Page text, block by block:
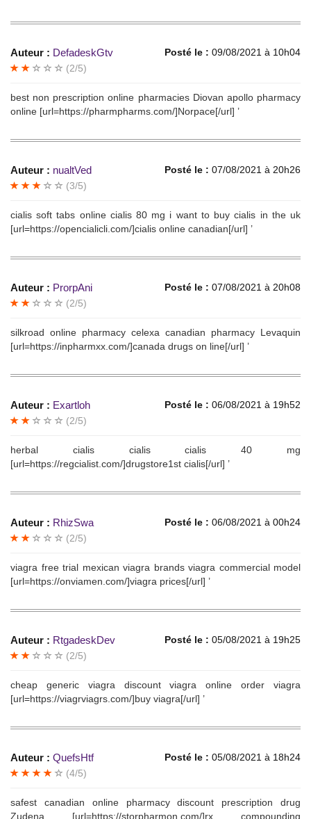
Auteur : DefadeskGtv Posté le : 09/08/2021 à 10h04
(2/5)
best non prescription online pharmacies Diovan apollo pharmacy
online [url=https://pharmpharms.com/]Norpace[/url] ’
Auteur : nualtVed Posté le : 07/08/2021 à 20h26
(3/5)
cialis soft tabs online cialis 80 mg i want to buy cialis in the uk
[url=https://opencialicli.com/]cialis online canadian[/url] ’
Auteur : ProrpAni Posté le : 07/08/2021 à 20h08
(2/5)
silkroad online pharmacy celexa canadian pharmacy Levaquin
[url=https://inpharmxx.com/]canada drugs on line[/url] ’
Auteur : Exartloh Posté le : 06/08/2021 à 19h52
(2/5)
herbal cialis cialis cialis 40 mg
[url=https://regcialist.com/]drugstore1st cialis[/url] ’
Auteur : RhizSwa Posté le : 06/08/2021 à 00h24
(2/5)
viagra free trial mexican viagra brands viagra commercial model
[url=https://onviamen.com/]viagra prices[/url] ’
Auteur : RtgadeskDev Posté le : 05/08/2021 à 19h25
(2/5)
cheap generic viagra discount viagra online order viagra
[url=https://viagrviagrs.com/]buy viagra[/url] ’
Auteur : QuefsHtf Posté le : 05/08/2021 à 18h24
(4/5)
safest canadian online pharmacy discount prescription drug
Zudena [url=https://storpharmon.com/]rx compounding